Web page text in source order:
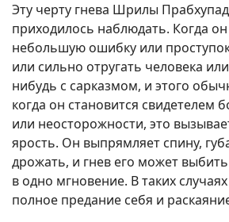
Эту черту гнева Шрилы
приходилось наблюдать. Когда
небольшую ошибку или
или сильно отругать человека
нибудь с сарказмом, и этого
когда он становится свидетелем
или неосторожности, это
ярость. Он выпрямляет спину,
дрожать, и гнев его может
в одно мгновение. В таких
полное предание себя и